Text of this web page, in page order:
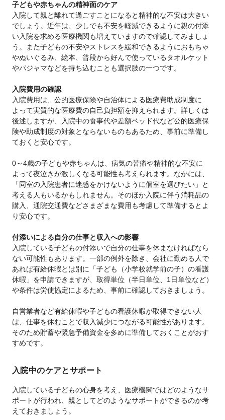
子どもや赤ちゃんの精神面のケア
入院して親と離れて過ごすことになると精神的な不安は大きい
でしょう。近年は、少しでも不安を軽減できるように親の付添
い入院を求める医療機関も増えていますので確認してみましょ
う。また子どもの不安やストレスを緩和できるようにおもちゃ
やぬいぐるみ、絵本、普段から好んで使っているタオルケット
やパジャマなどを持ち込むことも選択肢の一つです。
入院費用の確認
入院費用は、公的医療保険や自治体による医療費助成制度に
よって実質的な医療費の自己負担額を抑えられます。詳しくは
後述しますが、入院中の食事代や差額ベッド代など公的医療保
険や助成制度の対象とならないものもあるため、事前に準備し
ておくと安心です。
0～4歳の子どもや赤ちゃんは、病気の苦痛や精神的な不安に
よって夜泣きが激しくなる可能性も考えられます。なかには、
「同室の入院患者に迷惑をかけないように個室を選びたい」と
考える人もいるかもしれません。そのほか入院に伴う消耗品の
購入、通院交通費などさまざまな費用も考慮して準備するとよ
り安心です。
付添いによる自分の仕事と収入への影響
入院している子どもの付添いで自分の仕事を休まなければなら
ない可能性もあります。一部の例外を除き、会社に勤める人で
あれば有給休暇とは別に「子ども（小学校就学前の子）の看護
休暇」を申請できますが、取得単位（半日単位、1日単位など）
や条件は労使協定によるため、事前に確認しておきましょう。
自営業者など有給休暇や子どもの看護休暇が取得できない人
は、仕事を休むことで収入減少につながる可能性があります。
そのため貯蓄や緊急予備資金を多めに準備しておくことがおす
すめです。
入院中のケアとサポート
入院している子どもの心身を考え、医療機関ではどのようなサ
ポートが行われ、親としてどのようなサポートができるのか考
えておきましょう。